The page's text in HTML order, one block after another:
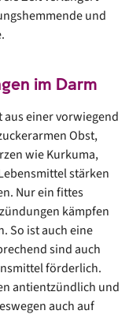
und
im Darm
einer vorwiegend
Obst,
wie Kurkuma,
stärken
Nur ein fittes
kämpfen
So ist auch eine
sind auch
förderlich.
antientzündlich und
auch auf